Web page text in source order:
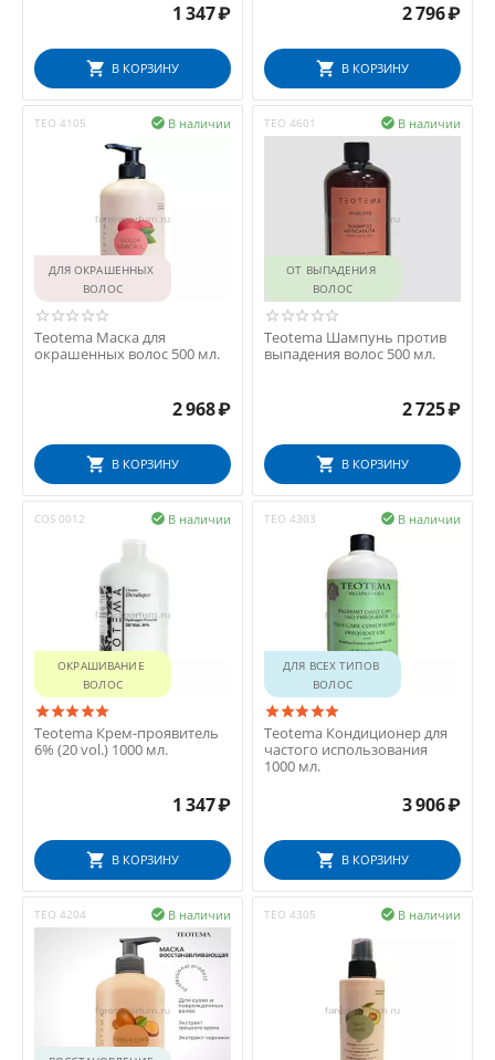
1 347₽
В КОРЗИНУ
2 796₽
В КОРЗИНУ
TEO 4105 В наличии

ДЛЯ ОКРАШЕННЫХ
ВОЛОС
Teotema Маска для
окрашенных волос 500 мл.
2 968₽
В КОРЗИНУ
TEO 4601 В наличии

ОТ ВЫПАДЕНИЯ
ВОЛОС
Teotema Шампунь против
выпадения волос 500 мл.
2 725₽
В КОРЗИНУ
COS 0012 В наличии

ОКРАШИВАНИЕ
ВОЛОС
Teotema Крем-проявитель
6% (20 vol.) 1000 мл.
1 347₽
В КОРЗИНУ
TEO 4303 В наличии

ДЛЯ ВСЕХ ТИПОВ
ВОЛОС
Teotema Кондиционер для
частого использования
1000 мл.
3 906₽
В КОРЗИНУ
TEO 4204 В наличии
 TEO 4305 В наличии
